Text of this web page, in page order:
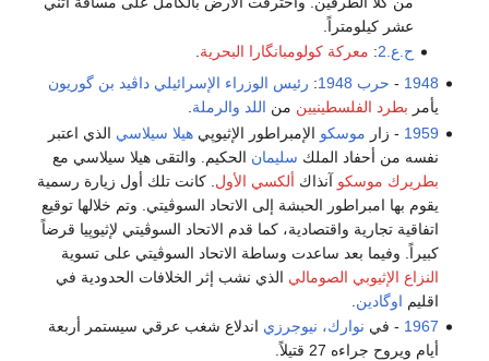
عشر كيلومتراً.
ح.ع.2 : معركة كولومبانگارا البحرية.
1948
- حرب 1948 : رئيس الوزراء الإسرائيلي داڤيد بن گوريون
يأمر بطرد الفلسطينيين من اللد والرملة.
1959 - زار موسكو الإمبراطور الإثيوپيهيلا سيلاسي الذي اعتبر
نفسه من أحفاد الملك سليمان الحكيم. والتقى هيلا سيلاسي مع
بطريرك موسكو آنذاك ألكسي الأول . كانت تلك أول زيارة رسمية
يقوم بها امبراطور الحبشة إلى الاتحاد السوڤيتي. وتم خلالها توقيع
اتفاقية تجارية واقتصادية، كما قدم الاتحاد السوڤيتي لإثيوپيا قرضاً
كبيراً. وفيما بعد ساعدت وساطة الاتحاد السوڤيتي على تسوية
النزاع الإثيوبي الصومالي الذي نشب إثر الخلافات الحدودية في
اقليم اوگادين
1967 - في نوارك، نيوجرزي اندلاع شغب عرقي سيستمر أربعة
أيام ويروح جراءه 27 قتيلاً.